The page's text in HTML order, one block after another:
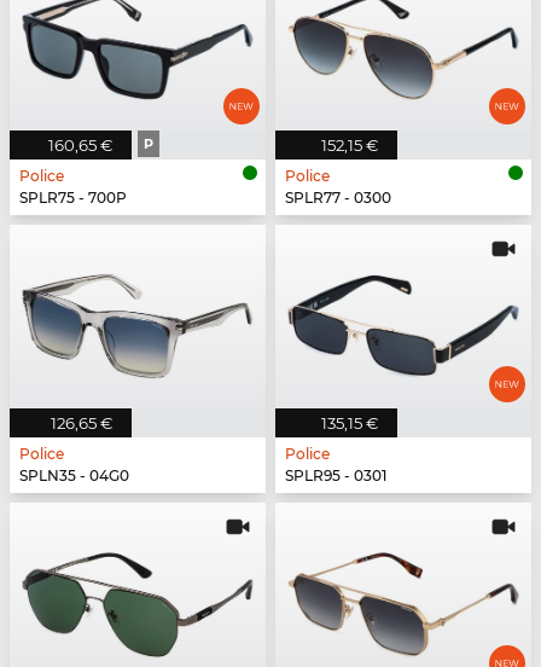
160,65 € P
Police
SPLR75 - 700P
152,15 €
Police
SPLR77 - 0300
126,65 €
Police
SPLN35 - 04G0
135,15 €
Police
SPLR95 - 0301